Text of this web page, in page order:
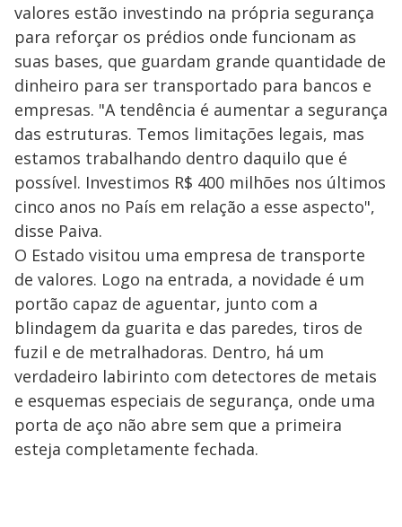
valores estão investindo na própria segurança
para reforçar os prédios onde funcionam as
suas bases, que guardam grande quantidade de
dinheiro para ser transportado para bancos e
empresas. "A tendência é aumentar a segurança
das estruturas. Temos limitações legais, mas
estamos trabalhando dentro daquilo que é
possível. Investimos R$ 400 milhões nos últimos
cinco anos no País em relação a esse aspecto",
disse Paiva.
O Estado visitou uma empresa de transporte
de valores. Logo na entrada, a novidade é um
portão capaz de aguentar, junto com a
blindagem da guarita e das paredes, tiros de
fuzil e de metralhadoras. Dentro, há um
verdadeiro labirinto com detectores de metais
e esquemas especiais de segurança, onde uma
porta de aço não abre sem que a primeira
esteja completamente fechada.